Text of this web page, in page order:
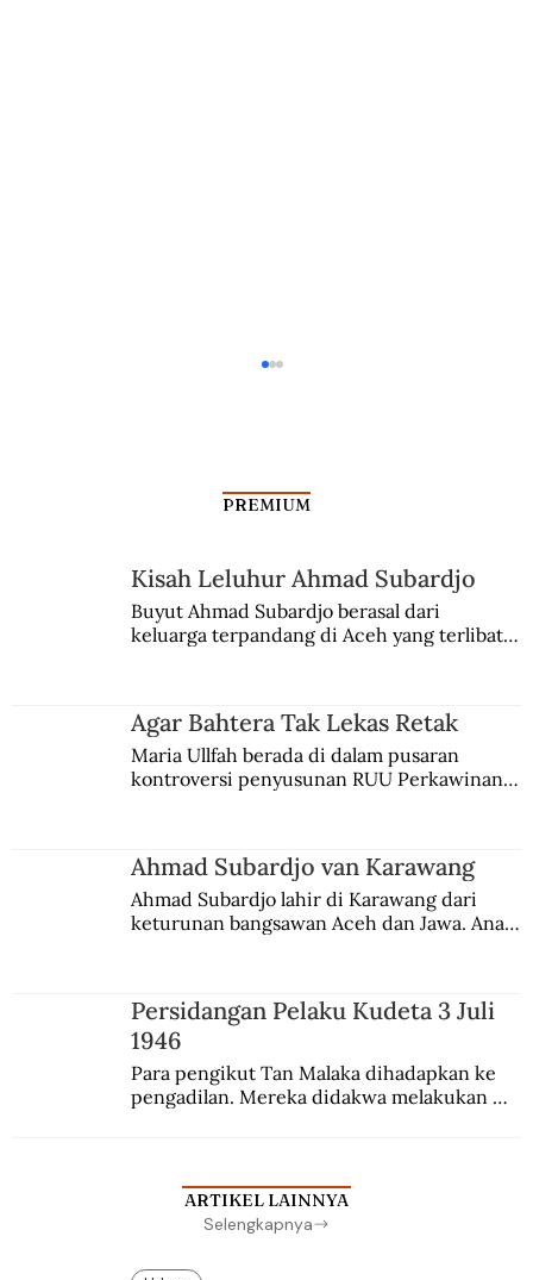
Gunung Semeru Memantapkan Pulau
PREMIUM
Kisah Leluhur Ahmad Subardjo
Buyut Ahmad Subardjo berasal dari
keluarga terpandang di Aceh yang terlibat
Agar Bahtera Tak Lekas Retak
Maria Ullfah berada di dalam pusaran
kontroversi penyusunan RUU Perkawinan.
Ahmad Subardjo van Karawang
Ahmad Subardjo lahir di Karawang dari
keturunan bangsawan Aceh dan Jawa. Anak
Persidangan Pelaku Kudeta 3 Juli
1946
Para pengikut Tan Malaka dihadapkan ke
pengadilan. Mereka didakwa melakukan
ARTIKEL LAINNYA
Selengkapnya